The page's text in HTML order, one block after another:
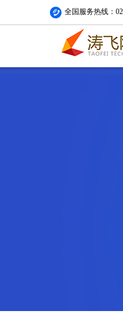
全国服务热线：